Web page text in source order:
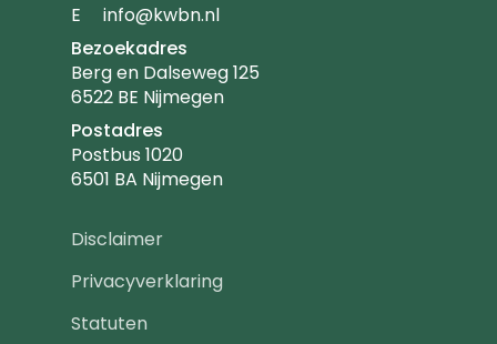
E Emailadres
info@kwbn.nl
Bezoekadres
Berg en Dalseweg 125
6522 BE Nijmegen
Postadres
Postbus 1020
6501 BA Nijmegen
Footer
navigatie
Disclaimer
Privacyverklaring
Statuten